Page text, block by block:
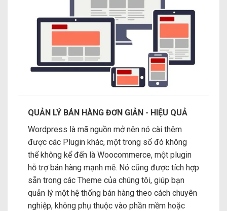
QUẢN LÝ BÁN HÀNG ĐƠN GIẢN - HIỆU QUẢ
Wordpress là mã nguồn mở nên nó cài thêm
được các Plugin khác, một trong số đó không
thể không kể đến là Woocommerce, một plugin
hỗ trợ bán hàng mạnh mẽ. Nó cũng được tích hợp
sẵn trong các Theme của chúng tôi, giúp bạn
quản lý một hệ thống bán hàng theo cách chuyên
nghiệp, không phụ thuộc vào phần mềm hoặc